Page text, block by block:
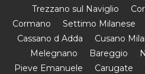
Trezzano sul Naviglio
Cormano
Settimo Milanese
Cassano d Adda
Cusano
Melegnano
Bareggio
Pieve Emanuele
Carugate